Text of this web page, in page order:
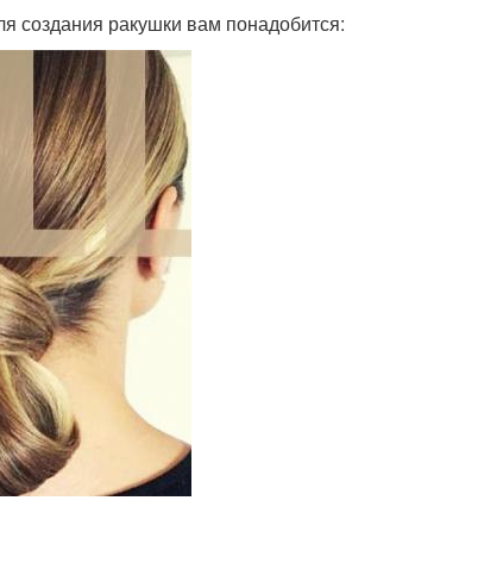
создания ракушки вам понадобится: